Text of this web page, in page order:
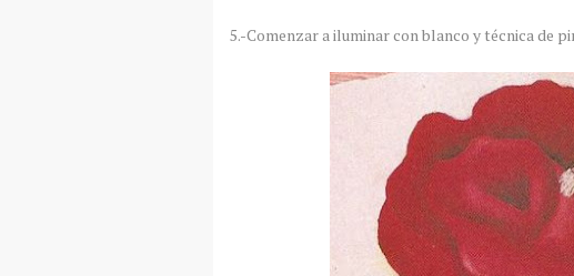
5.-Comenzar a iluminar con blanco y técnica de